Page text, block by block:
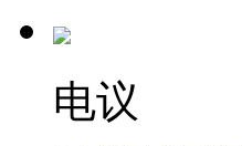
电议